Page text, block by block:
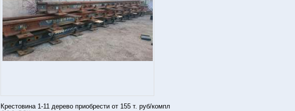
Крестовина 1-11 дерево приобрести от 155 т. руб/компл